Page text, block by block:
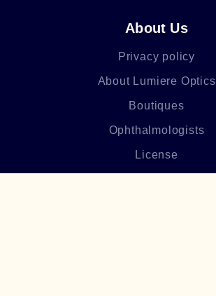
About Us
Privacy policy
About Lumiere Optics
Boutiques
Ophthalmologists
License